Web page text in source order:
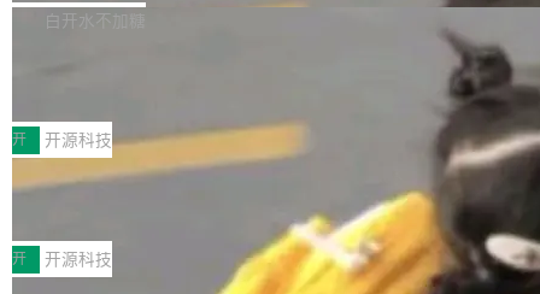
个主 agent 循环，外加一组后台 agent。这些后
库，并将作为transport接入Mooncake TENT。
MPComm将作为一种传输引擎接入Mooncake T
ENT，实现零拷贝传输性能提升30%、非零拷贝
传输性能最高提升5倍。UCL-MPComm底层基
于自研UCL-Engine通信引擎，后续腾讯网平将
持续开源更多基于UCL-Engine的高性能通信组
件。 腾讯网平团队在UCL-MPComm中实现了一
白开水不加糖
型案例入选名单》，深信服“面向企业研发场景的
开源 AI 编程平台 CoStrict 应用”凭借卓越的技术
创新与落地成效成功入选。 全链路私有化部署，
助力企业AI研发安全落地 当前，越来越多企业已
经开始引入 AI Coding 工具，通过调用公有云模
型或企业内部部署模型提升研发效率。但随着 AI
开 开源科技
深信服AI算力网关入选工信部人工智能
前不久，工业和信息化部正式发布《2025年人工
智能应用典型案例名单》，集中展示人工智能在
各领域的应用成果，覆盖技术底座、行业赋能、
开 开源科技